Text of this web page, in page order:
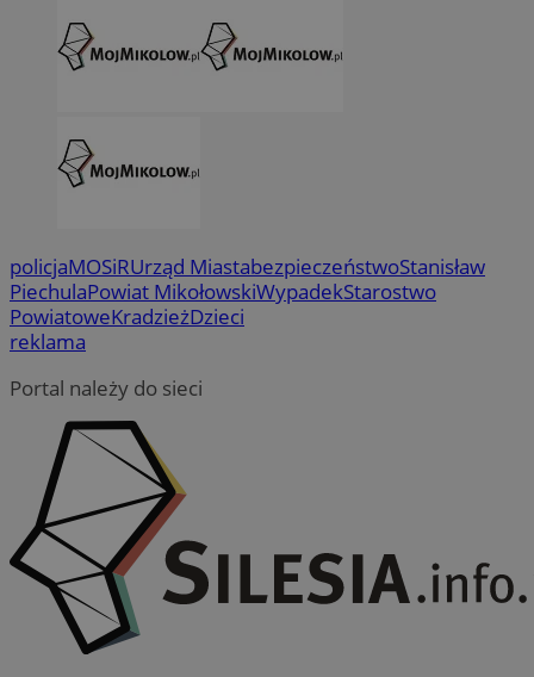
policjaMOSiRUrząd MiastabezpieczeństwoStanisław
PiechulaPowiat MikołowskiWypadekStarostwo
PowiatoweKradzieżDzieci
reklama
Portal należy do sieci